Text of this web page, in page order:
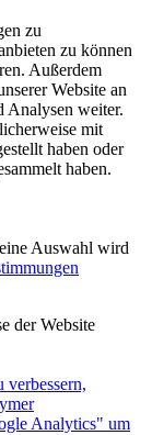
zu
zu können
Außerdem
Website an
Analysen weiter.
mit
haben oder
haben.
Auswahl wird
der Website
Analytics" um